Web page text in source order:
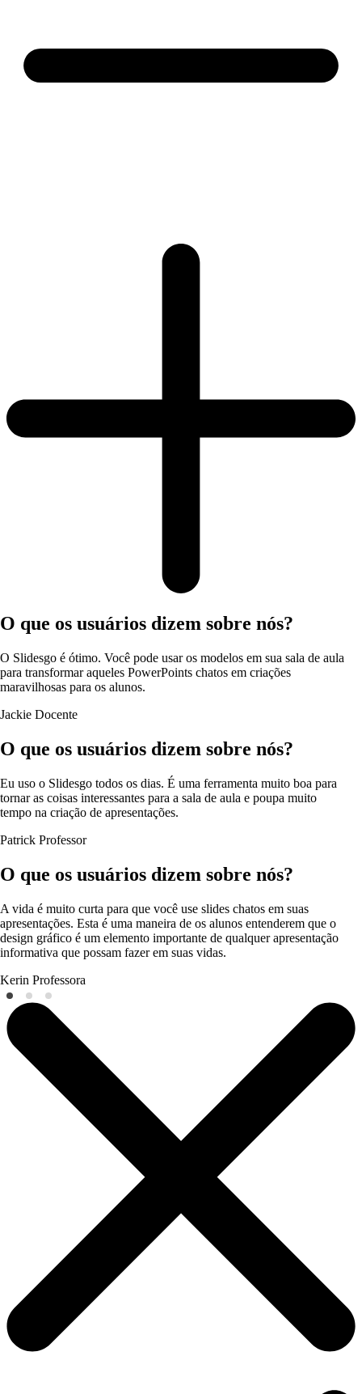
O que os usuários dizem sobre nós?
O Slidesgo é ótimo. Você pode usar os modelos em sua sala de aula
para transformar aqueles PowerPoints chatos em criações
maravilhosas para os alunos.
Jackie Docente
O que os usuários dizem sobre nós?
Eu uso o Slidesgo todos os dias. É uma ferramenta muito boa para
tornar as coisas interessantes para a sala de aula e poupa muito
tempo na criação de apresentações.
Patrick Professor
O que os usuários dizem sobre nós?
A vida é muito curta para que você use slides chatos em suas
apresentações. Esta é uma maneira de os alunos entenderem que o
design gráfico é um elemento importante de qualquer apresentação
informativa que possam fazer em suas vidas.
Kerin Professora